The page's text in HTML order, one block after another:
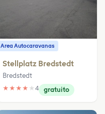
Area Autocaravanas
Stellplatz Bredstedt
Bredstedt
★ ★ ★ ★ ★ 4 gratuito